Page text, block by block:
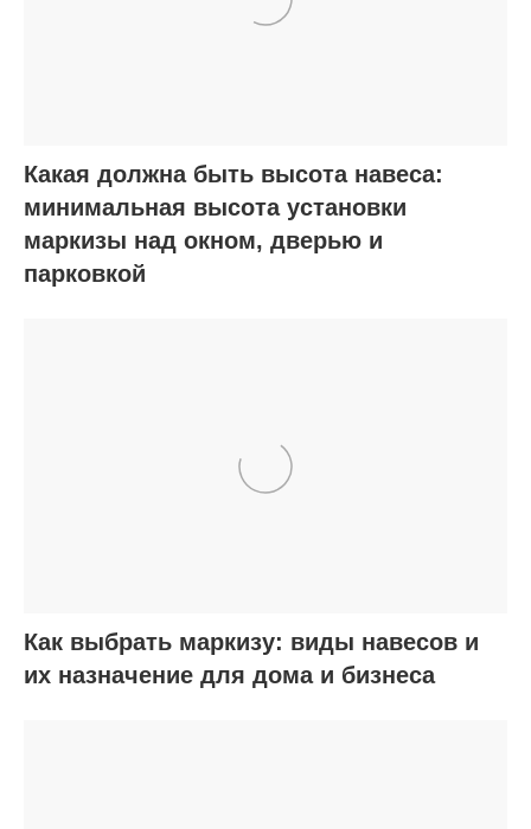
Какая должна быть высота навеса:
минимальная высота установки
маркизы над окном, дверью и
парковкой
Как выбрать маркизу: виды навесов и
их назначение для дома и бизнеса